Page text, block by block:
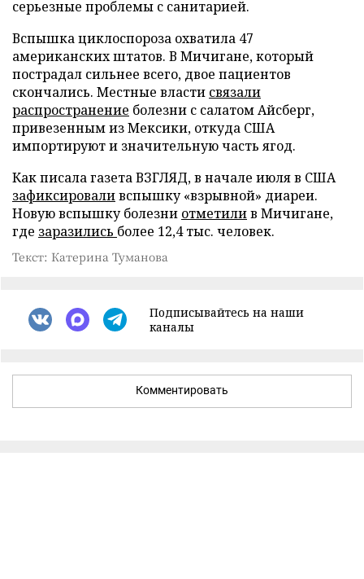
серьезные проблемы с санитарией.
Вспышка циклоспороза охватила 47
американских штатов. В Мичигане, который
пострадал сильнее всего, двое пациентов
скончались. Местные власти связали
распространение болезни с салатом Айсберг,
привезенным из Мексики, откуда США
импортируют и значительную часть ягод.
Как писала газета ВЗГЛЯД, в начале июля в США
зафиксироваливспышку «взрывной» диареи.
Новую вспышку болезни отметилив Мичигане,
где заразились более 12,4 тыс. человек.
Текст: Катерина Туманова
Подписывайтесь на наши
каналы
Комментировать